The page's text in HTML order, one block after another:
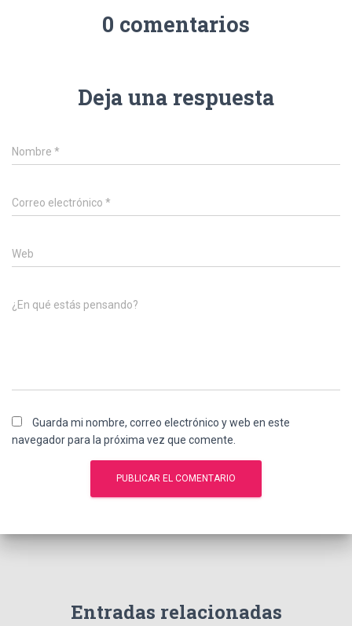
0 comentarios
Deja una respuesta
Nombre *
Correo electrónico *
Web
¿En qué estás pensando?
Guarda mi nombre, correo electrónico y web en este
navegador para la próxima vez que comente.
Entradas relacionadas